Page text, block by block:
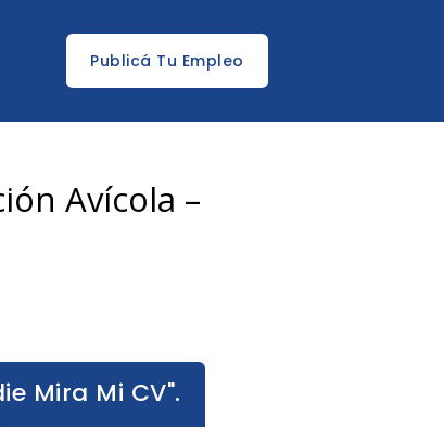
Publicá Tu Empleo
Avícola –
Mira Mi CV".